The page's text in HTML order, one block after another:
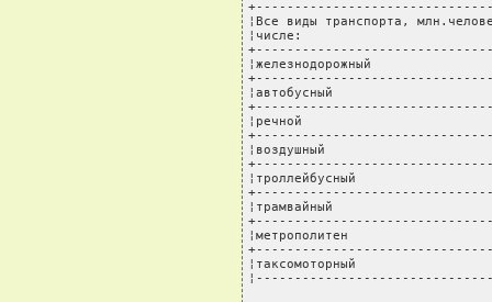
¦Все виды транспорта,
¦числе:
¦железнодорожный
¦автобусный
¦речной
¦воздушный
¦троллейбусный
¦трамвайный
¦метрополитен
¦таксомоторный